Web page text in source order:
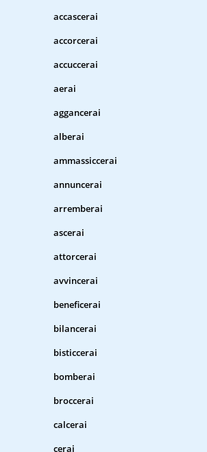
accascerai
accorcerai
accuccerai
aerai
aggancerai
alberai
ammassiccerai
annuncerai
arremberai
ascerai
attorcerai
avvincerai
beneficerai
bilancerai
bisticcerai
bomberai
broccerai
calcerai
cerai